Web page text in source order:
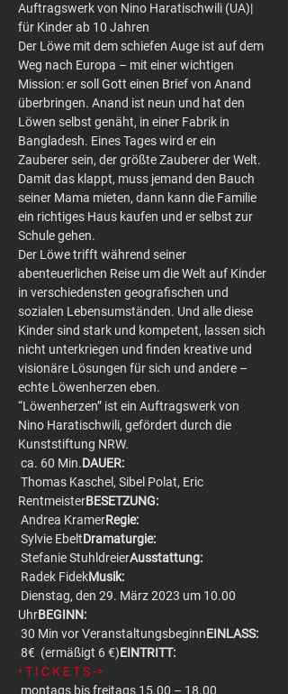
Auftragswerk von Nino Haratischwili (UA)|
für Kinder ab 10 Jahren
Der Löwe mit dem schiefen Auge ist auf dem
Weg nach Europa – mit einer wichtigen
Mission: er soll Gott einen Brief von Anand
überbringen. Anand ist neun und hat den
Löwen selbst genäht, in einer Fabrik in
Bangladesh. Eines Tages wird er ein
Zauberer sein, der größte Zauberer der Welt.
Damit das klappt, muss jemand den Bauch
seiner Mama mieten, dann kann die Familie
ein richtiges Haus kaufen und er selbst zur
Schule gehen.
Der Löwe trifft während seiner
abenteuerlichen Reise um die Welt auf Kinder
in verschiedensten geografischen und
sozialen Lebensumständen. Und alle diese
Kinder sind stark und kompetent, lassen sich
nicht unterkriegen und finden kreative und
visionäre Lösungen für sich und andere –
echte Löwenherzen eben.
“Löwenherzen” ist ein Auftragswerk von
Nino Haratischwili, gefördert durch die
Kunststiftung NRW.
ca. 60 Min.DAUER:
RentmeisterBESETZUNG:
Andrea KramerRegie:
Sylvie EbeltDramaturgie:
Stefanie StuhldreierAusstattung:
Radek FidekMusik:
UhrBEGINN:
30 Min vor VeranstaltungsbeginnEINLASS:
8€  (ermäßigt 6 €)EINTRITT:
• T I C K E T S ->